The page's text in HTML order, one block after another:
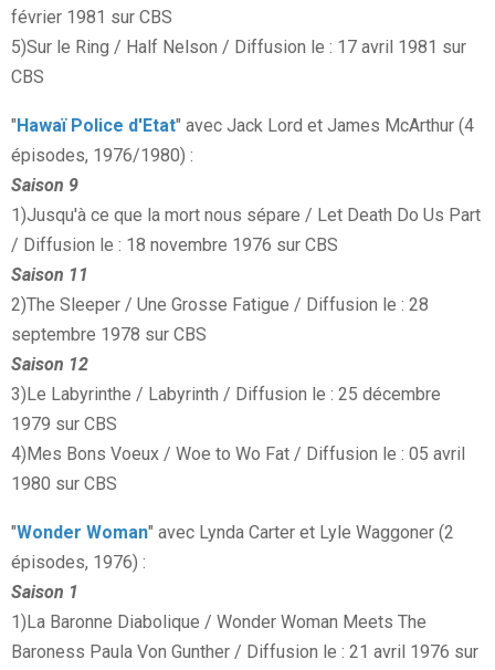
février 1981 sur CBS
5)Sur le Ring / Half Nelson / Diffusion le : 17 avril 1981 sur
CBS
"Hawaï Police d'Etat" avec Jack Lord et James McArthur (4
épisodes, 1976/1980) :
Saison 9
1)Jusqu'à ce que la mort nous sépare / Let Death Do Us Part
/ Diffusion le : 18 novembre 1976 sur CBS
Saison 11
2)The Sleeper / Une Grosse Fatigue / Diffusion le : 28
septembre 1978 sur CBS
Saison 12
3)Le Labyrinthe / Labyrinth / Diffusion le : 25 décembre
1979 sur CBS
4)Mes Bons Voeux / Woe to Wo Fat / Diffusion le : 05 avril
1980 sur CBS
"Wonder Woman" avec Lynda Carter et Lyle Waggoner (2
épisodes, 1976) :
Saison 1
1)La Baronne Diabolique / Wonder Woman Meets The
Baroness Paula Von Gunther / Diffusion le : 21 avril 1976 sur